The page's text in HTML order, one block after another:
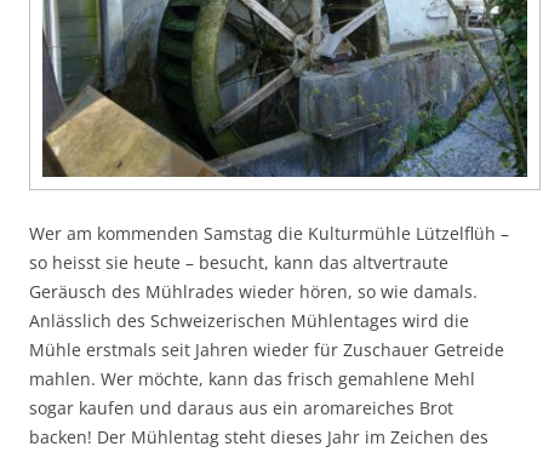
Wer am kommenden Samstag die Kulturmühle Lützelflüh –
so heisst sie heute – besucht, kann das altvertraute
Geräusch des Mühlrades wieder hören, so wie damals.
Anlässlich des Schweizerischen Mühlentages wird die
Mühle erstmals seit Jahren wieder für Zuschauer Getreide
mahlen. Wer möchte, kann das frisch gemahlene Mehl
sogar kaufen und daraus aus ein aromareiches Brot
backen! Der Mühlentag steht dieses Jahr im Zeichen des